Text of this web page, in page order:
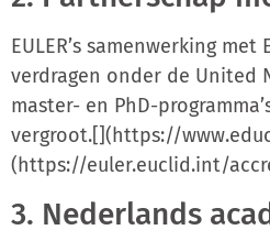
EULER’s samenwerking
verdragen onder de United
master- en PhD-
vergroot.[](https://
(https://euler.euclid.int/
3. Nederlands